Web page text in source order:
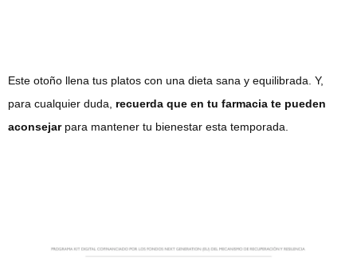
Este otoño llena tus platos con una dieta sana y equilibrada. Y,
para cualquier duda, recuerda que en tu farmacia te pueden
aconsejarpara mantener tu bienestar esta temporada.